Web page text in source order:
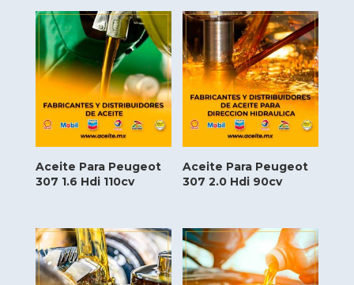
Aceite Para Peugeot
307 1.6 Hdi 110cv
Aceite Para Peugeot
307 2.0 Hdi 90cv